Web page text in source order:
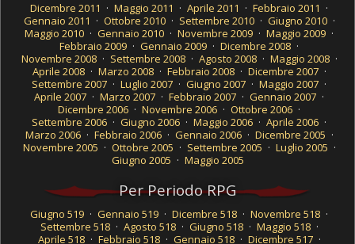
Dicembre 2011 · Maggio 2011 · Aprile 2011 · Febbraio 2011 ·
Gennaio 2011 · Ottobre 2010 · Settembre 2010 · Giugno 2010 ·
Maggio 2010 · Gennaio 2010 · Novembre 2009 · Maggio 2009 ·
Febbraio 2009 · Gennaio 2009 · Dicembre 2008 ·
Novembre 2008 · Settembre 2008 · Agosto 2008 · Maggio 2008 ·
Aprile 2008 · Marzo 2008 · Febbraio 2008 · Dicembre 2007 ·
Settembre 2007 · Luglio 2007 · Giugno 2007 · Maggio 2007 ·
Aprile 2007 · Marzo 2007 · Febbraio 2007 · Gennaio 2007 ·
Dicembre 2006 · Novembre 2006 · Ottobre 2006 ·
Settembre 2006 · Giugno 2006 · Maggio 2006 · Aprile 2006 ·
Marzo 2006 · Febbraio 2006 · Gennaio 2006 · Dicembre 2005 ·
Novembre 2005 · Ottobre 2005 · Settembre 2005 · Luglio 2005 ·
Giugno 2005 · Maggio 2005
Per Periodo RPG
Giugno 519 · Gennaio 519 · Dicembre 518 · Novembre 518 ·
Settembre 518 · Agosto 518 · Giugno 518 · Maggio 518 ·
Aprile 518 · Febbraio 518 · Gennaio 518 · Dicembre 517 ·